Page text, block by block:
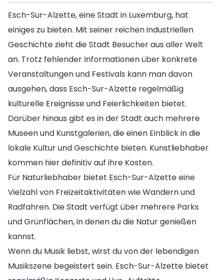
Esch-Sur-Alzette, eine Stadt in Luxemburg, hat
einiges zu bieten. Mit seiner reichen industriellen
Geschichte zieht die Stadt Besucher aus aller Welt
an. Trotz fehlender Informationen über konkrete
Veranstaltungen und Festivals kann man davon
ausgehen, dass Esch-Sur-Alzette regelmäßig
kulturelle Ereignisse und Feierlichkeiten bietet.
Darüber hinaus gibt es in der Stadt auch mehrere
Museen und Kunstgalerien, die einen Einblick in die
lokale Kultur und Geschichte bieten. Kunstliebhaber
kommen hier definitiv auf ihre Kosten.
Für Naturliebhaber bietet Esch-Sur-Alzette eine
Vielzahl von Freizeitaktivitäten wie Wandern und
Radfahren. Die Stadt verfügt über mehrere Parks
und Grünflächen, in denen du die Natur genießen
kannst.
Wenn du Musik liebst, wirst du von der lebendigen
Musikszene begeistert sein. Esch-Sur-Alzette bietet